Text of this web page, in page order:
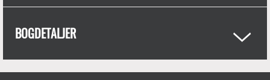
BOGDETALJER